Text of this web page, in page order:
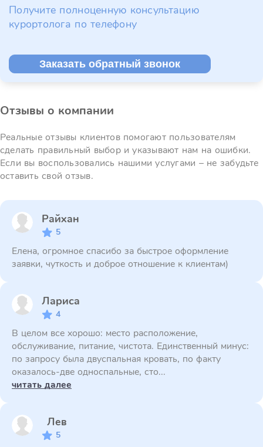
Получите полноценную консультацию
курортолога по телефону
Заказать обратный звонок
Отзывы о компании
Реальные отзывы клиентов помогают пользователям
сделать правильный выбор и указывают нам на ошибки.
Если вы воспользовались нашими услугами – не забудьте
оставить свой отзыв.
Райхан
5
Елена, огромное спасибо за быстрое оформление
заявки, чуткость и доброе отношение к клиентам)
Лариса
4
В целом все хорошо: место расположение,
обслуживание, питание, чистота. Единственный минус:
по запросу была двуспальная кровать, по факту
оказалось-две односпальные, сто...
читать далее
Лев
5